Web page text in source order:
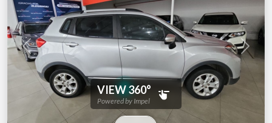
Previous Next